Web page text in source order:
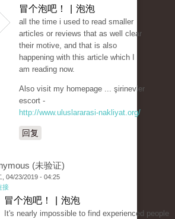
冒个泡吧！ | 泡泡
all the time i used to read smaller
articles or reviews that as well clear
their motive, and that is also
happening with this article which I
am reading now.
Also visit my homepage ... şirinevler
escort -
http://www.uluslararasi-nakliyat.org/
回复
(未验证)
, 04/23/2019 - 04:25
接
冒个泡吧！ | 泡泡
It's nearly impossible to find experienced people